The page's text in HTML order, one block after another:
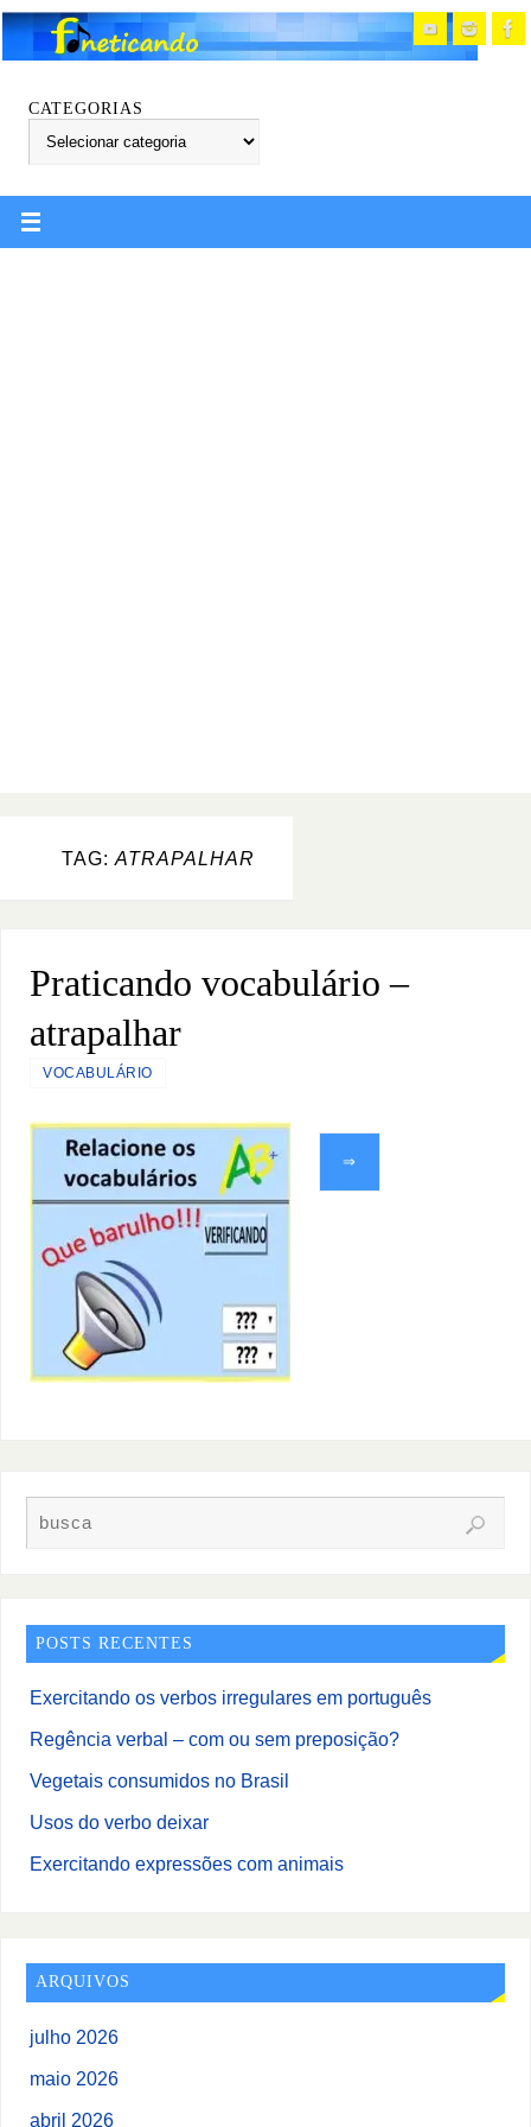
CATEGORIAS
TAG: ATRAPALHAR
Praticando vocabulário –
atrapalhar
VOCABULÁRIO
⇒
POSTS RECENTES
Exercitando os verbos irregulares em português
Regência verbal – com ou sem preposição?
Vegetais consumidos no Brasil
Usos do verbo deixar
Exercitando expressões com animais
ARQUIVOS
julho 2026
maio 2026
abril 2026